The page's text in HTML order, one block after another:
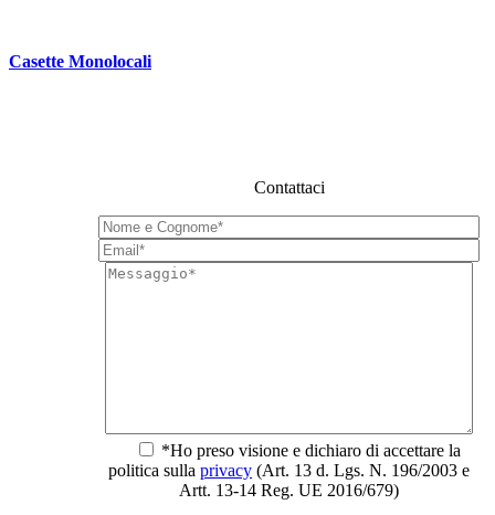
Casette Monolocali
Contattaci
*Ho preso visione e dichiaro di accettare la
politica sullaprivacy (Art. 13 d. Lgs. N. 196/2003 e
Artt. 13-14 Reg. UE 2016/679)